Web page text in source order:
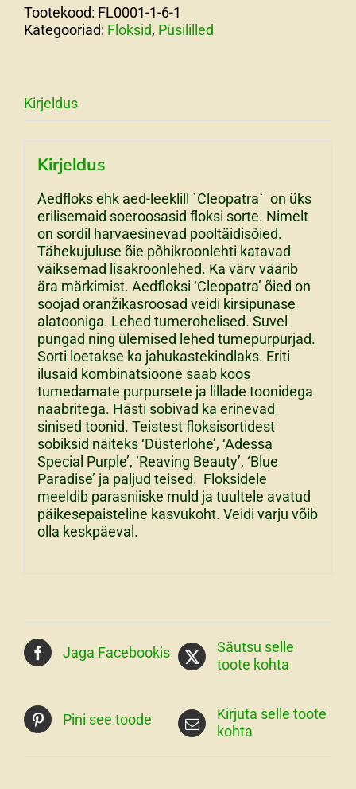
Tootekood: FL0001-1-6-1
Kategooriad: Floksid, Püsililled
Kirjeldus
Kirjeldus
Aedfloks ehk aed-leeklill `Cleopatra` on üks
erilisemaid soeroosasid floksi sorte. Nimelt
on sordil harvaesinevad pooltäidisõied.
Tähekujuluse õie põhikroonlehti katavad
väiksemad lisakroonlehed. Ka värv väärib
ära märkimist. Aedfloksi ‘Cleopatra’ õied on
soojad oranžikasroosad veidi kirsipunase
alatooniga. Lehed tumerohelised. Suvel
pungad ning ülemised lehed tumepurpurjad.
Sorti loetakse ka jahukastekindlaks. Eriti
ilusaid kombinatsioone saab koos
tumedamate purpursete ja lillade toonidega
naabritega. Hästi sobivad ka erinevad
sinised toonid. Teistest floksisortidest
sobiksid näiteks ‘Düsterlohe’, ‘Adessa
Special Purple’, ‘Reaving Beauty’, ‘Blue
Paradise’ ja paljud teised. Floksidele
meeldib parasniiske muld ja tuultele avatud
päikesepaisteline kasvukoht. Veidi varju võib
olla keskpäeval.
Jaga Facebookis
Säutsu selle
toote kohta
Pini see toode
Kirjuta selle toote
kohta